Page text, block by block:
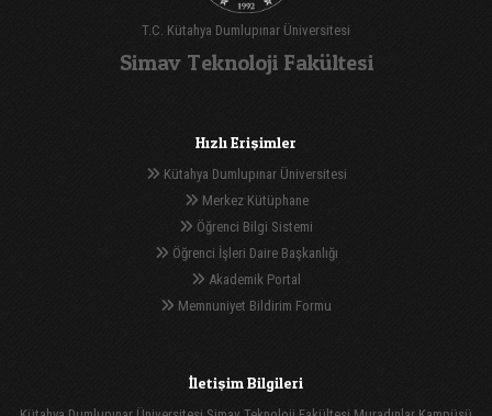
T.C. Kütahya Dumlupınar Üniversitesi
Simav Teknoloji Fakültesi
Hızlı Erişimler
Kütahya Dumlupınar Üniversitesi
Merkez Kütüphane
Öğrenci Bilgi Sistemi
Öğrenci İşleri Daire Başkanlığı
Akademik Portal
Memnuniyet Bildirim Formu
İletişim Bilgileri